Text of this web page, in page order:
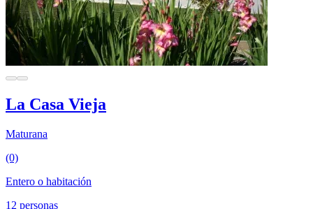
La Casa Vieja
Maturana
(0)
Entero o habitación
12 personas